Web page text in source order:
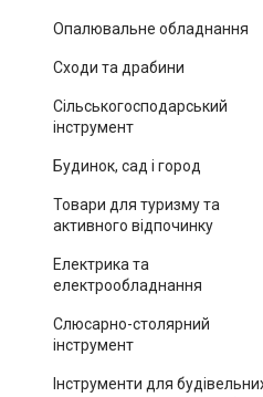
Опалювальне обладнання
Сходи та драбини
Сільськогосподарський
інструмент
Будинок, сад і город
Товари для туризму та
активного відпочинку
Електрика та
електрообладнання
Слюсарно-столярний
інструмент
Інструменти для